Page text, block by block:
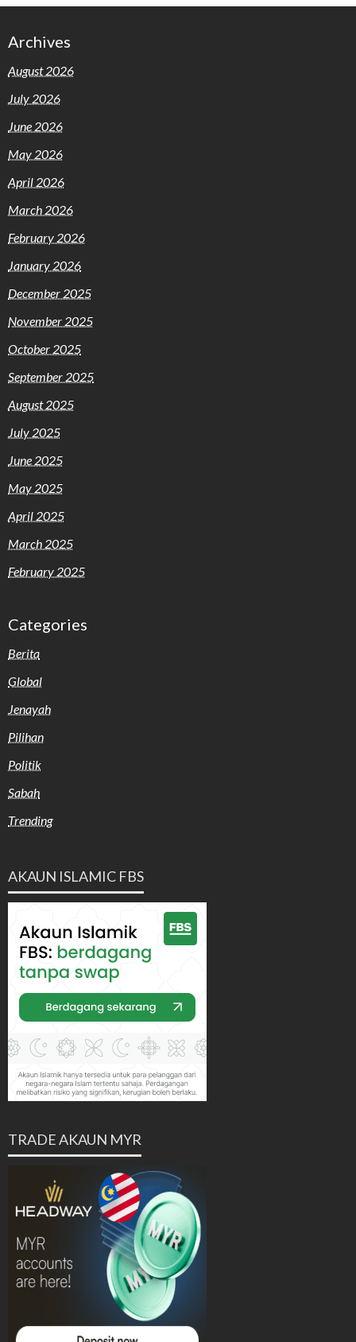
Archives
August 2026
July 2026
June 2026
May 2026
April 2026
March 2026
February 2026
January 2026
December 2025
November 2025
October 2025
September 2025
August 2025
July 2025
June 2025
May 2025
April 2025
March 2025
February 2025
Categories
Berita
Global
Jenayah
Pilihan
Politik
Sabah
Trending
AKAUN ISLAMIC FBS
TRADE AKAUN MYR